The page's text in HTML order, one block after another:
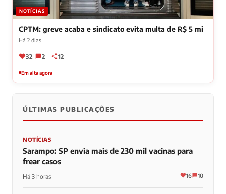
NOTÍCIAS
CPTM: greve acaba e sindicato evita multa de R$ 5 mi
Há 2 dias
32 2 12
Em alta agora
ÚLTIMAS PUBLICAÇÕES
NOTÍCIAS
Sarampo: SP envia mais de 230 mil vacinas para
frear casos
Há 3 horas 16 10